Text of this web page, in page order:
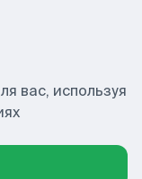
вас, используя